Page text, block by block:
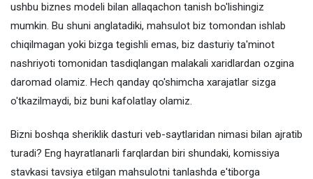
ushbu biznes modeli bilan allaqachon tanish bo'lishingiz
mumkin. Bu shuni anglatadiki, mahsulot biz tomondan ishlab
chiqilmagan yoki bizga tegishli emas, biz dasturiy ta'minot
nashriyoti tomonidan tasdiqlangan malakali xaridlardan ozgina
daromad olamiz. Hech qanday qo'shimcha xarajatlar sizga
o'tkazilmaydi, biz buni kafolatlay olamiz.
Bizni boshqa sheriklik dasturi veb-saytlaridan nimasi bilan ajratib
turadi? Eng hayratlanarli farqlardan biri shundaki, komissiya
stavkasi tavsiya etilgan mahsulotni tanlashda e'tiborga